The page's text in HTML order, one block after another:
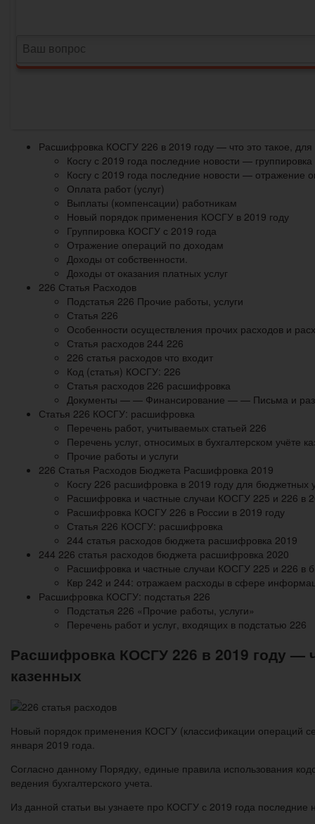
Расшифровка КОСГУ 226 в 2019 году — что это такое,
Косгу с 2019 года последние новости — группировка
Косгу с 2019 года последние новости — отражение
Оплата работ (услуг)
Выплаты (компенсации) работникам
Новый порядок применения КОСГУ в 2019 году
Группировка КОСГУ с 2019 года
Отражение операций по доходам
Доходы от собственности.
Доходы от оказания платных услуг
226 Статья Расходов
Подстатья 226 Прочие работы, услуги
Статья 226
Особенности осуществления прочих расходов и
Статья расходов 244 226
226 статья расходов что входит
Код (статья) КОСГУ: 226
Статья расходов 226 расшифровка
Документы — — Финансирование — — Письма и
Статья 226 КОСГУ: расшифровка
Перечень работ, учитываемых статьей 226
Перечень услуг, относимых в бухгалтерском учёте
Прочие работы и услуги
226 Статья Расходов Бюджета Расшифровка 2019
Косгу 226 расшифровка в 2019 году для бюджетных
Расшифровка и частные случаи КОСГУ 225 и 226 в
Расшифровка КОСГУ 226 в России в 2019 году
Статья 226 КОСГУ: расшифровка
244 статья расходов бюджета расшифровка 2019
244 226 статья расходов бюджета расшифровка 2020
Расшифровка и частные случаи КОСГУ 225 и 226 в
Квр 242 и 244: отражаем расходы в сфере
Расшифровка КОСГУ: подстатья 226
Подстатья 226 «Прочие работы, услуги»
Перечень работ и услуг, входящих в подстатью 226
Расшифровка КОСГУ 226 в 2019 году —
казенных
Новый порядок применения КОСГУ (классификации операций
января 2019 года.
Согласно данному Порядку, единые правила использования
ведения бухгалтерского учета.
Из данной статьи вы узнаете про КОСГУ с 2019 года последние